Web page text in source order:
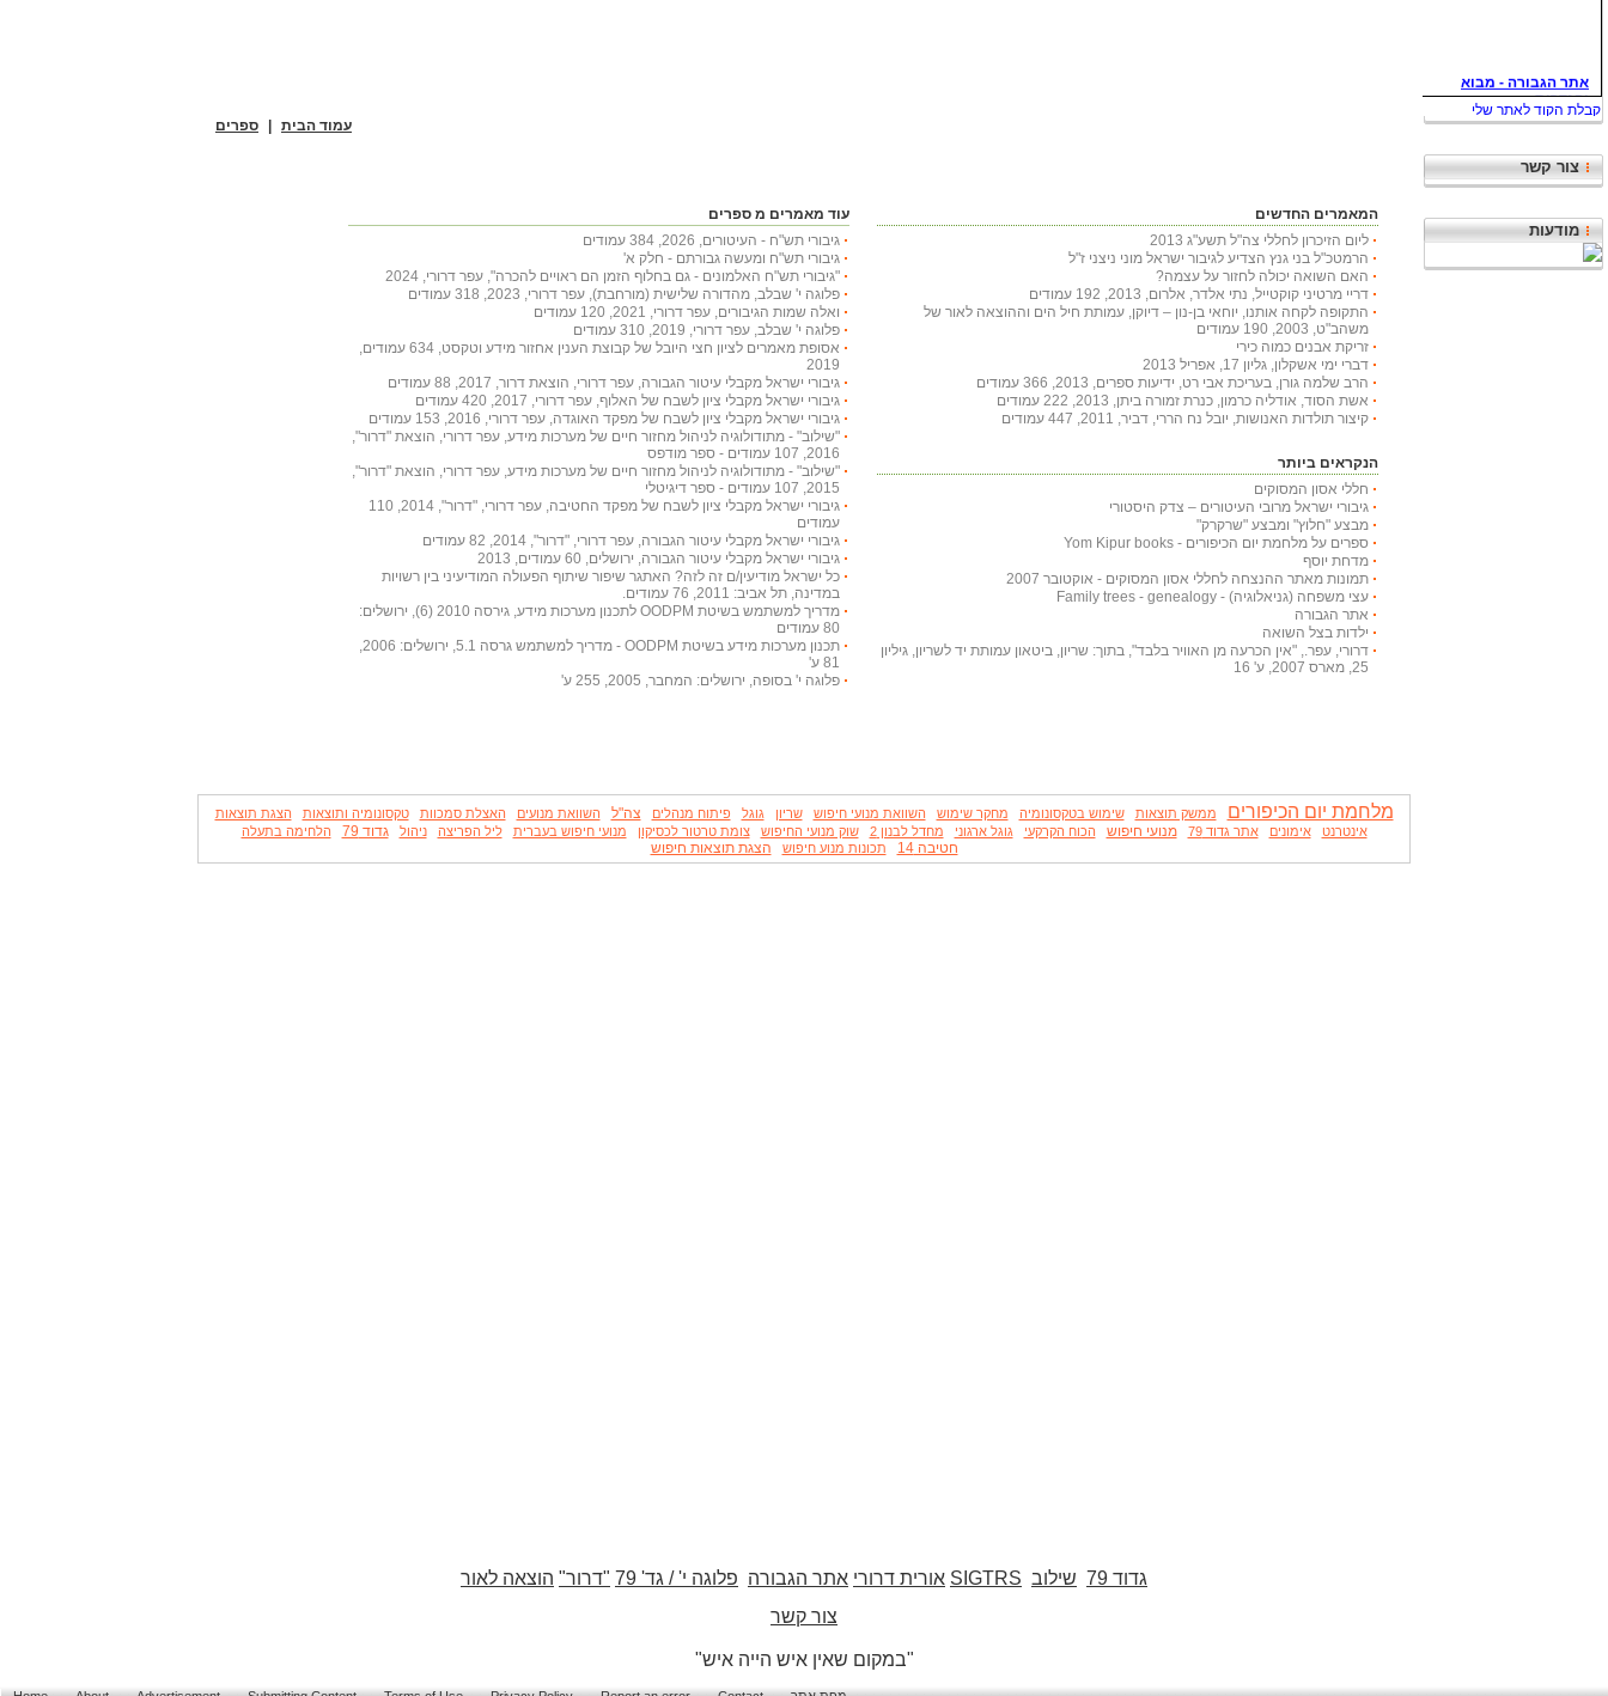
צור קשר
מודעות
עמוד הבית ספרים
המאמרים החדשים
ליום הזיכרון לחללי צה"ל תשע"ג 2013
הרמטכ"ל בני גנץ הצדיע לגיבור ישראל מוני ניצני ז"ל
האם השואה יכולה לחזור על עצמה?
דריי מרטיני קוקטייל, נתי אלדר, אלרום, 2013, 192 עמודים
התקופה לקחה אותנו, יוחאי בן-נון – דיוקן, עמותת חיל הים וההוצאה לאור של
משהב"ט, 2003, 190 עמודים
זריקת אבנים כמוה כירי
דברי ימי אשקלון, גליון 17, אפריל 2013
הרב שלמה גורן, בעריכת אבי רט, ידיעות ספרים, 2013, 366 עמודים
אשת הסוד, אודליה כרמון, כנרת זמורה ביתן, 2013, 222 עמודים
קיצור תולדות האנושות, יובל נח הררי, דביר, 2011, 447 עמודים
הנקראים ביותר
חללי אסון המסוקים
גיבורי ישראל מרובי העיטורים – צדק היסטורי
מבצע "חלוץ" ומבצע "שרקרק"
ספרים על מלחמת יום הכיפורים - Yom Kipur books
מדחת יוסף
תמונות מאתר ההנצחה לחללי אסון המסוקים - אוקטובר 2007
עצי משפחה (גניאלוגיה) - Family trees - genealogy
אתר הגבורה
ילדות בצל השואה
דרורי, עפר., "אין הכרעה מן האוויר בלבד", בתוך: שריון, ביטאון עמותת יד לשריון, גיליון
25, מארס 2007, ע' 16
עוד מאמרים מ ספרים
גיבורי תש"ח - העיטורים, 2026, 384 עמודים
גיבורי תש"ח ומעשה גבורתם - חלק א'
"גיבורי תש"ח האלמונים - גם בחלוף הזמן הם ראויים להכרה", עפר דרורי, 2024
פלוגה י' שבלב, מהדורה שלישית (מורחבת), עפר דרורי, 2023, 318 עמודים
ואלה שמות הגיבורים, עפר דרורי, 2021, 120 עמודים
פלוגה י' שבלב, עפר דרורי, 2019, 310 עמודים
אסופת מאמרים לציון חצי היובל של קבוצת הענין אחזור מידע וטקסט, 634 עמודים,
2019
גיבורי ישראל מקבלי עיטור הגבורה, עפר דרורי, הוצאת דרור, 2017, 88 עמודים
גיבורי ישראל מקבלי ציון לשבח של האלוף, עפר דרורי, 2017, 420 עמודים
גיבורי ישראל מקבלי ציון לשבח של מפקד האוגדה, עפר דרורי, 2016, 153 עמודים
"שילוב" - מתודולוגיה לניהול מחזור חיים של מערכות מידע, עפר דרורי, הוצאת "דרור",
2016, 107 עמודים - ספר מודפס
"שילוב" - מתודולוגיה לניהול מחזור חיים של מערכות מידע, עפר דרורי, הוצאת "דרור",
2015, 107 עמודים - ספר דיגיטלי
גיבורי ישראל מקבלי ציון לשבח של מפקד החטיבה, עפר דרורי, "דרור", 2014, 110
עמודים
גיבורי ישראל מקבלי עיטור הגבורה, עפר דרורי, "דרור", 2014, 82 עמודים
גיבורי ישראל מקבלי עיטור הגבורה, ירושלים, 60 עמודים, 2013
כל ישראל מודיעין/ם זה לזה? האתגר שיפור שיתוף הפעולה המודיעיני בין רשויות
במדינה, תל אביב: 2011, 76 עמודים.
מדריך למשתמש בשיטת OODPM לתכנון מערכות מידע, גירסה 2010 (6), ירושלים:
80 עמודים
תכנון מערכות מידע בשיטת OODPM - מדריך למשתמש גרסה 5.1, ירושלים: 2006,
81 ע'
פלוגה י' בסופה, ירושלים: המחבר, 2005, 255 ע'
מלחמת יום הכיפורים ממשק תוצאות שימוש בטקסונומיה מחקר שימוש השוואת מנועי חיפוש שריון גוגל פיתוח מנהלים צה"ל השוואת מנועים האצלת סמכוות טקסונומיה ותוצאות
הצגת תוצאות
אינטרנט
אימונים אתר גדוד 79 מנועי חיפוש הכוח הקרקעי גוגל ארגוני מחדל לבנון 2 שוק מנועי החיפוש צומת טרטור לכסיקון מנועי חיפוש בעברית ליל הפריצה ניהול גדוד 79 הלחימה בתעלה
חטיבה 14 תכונות מנוע חיפוש הצגת תוצאות חיפוש
גדוד 79 שילוב SIGTRS אורית דרורי אתר הגבורה פלוגה י' / גד' 79 "דרור" הוצאה לאור
צור קשר
"במקום שאין איש הייה איש"